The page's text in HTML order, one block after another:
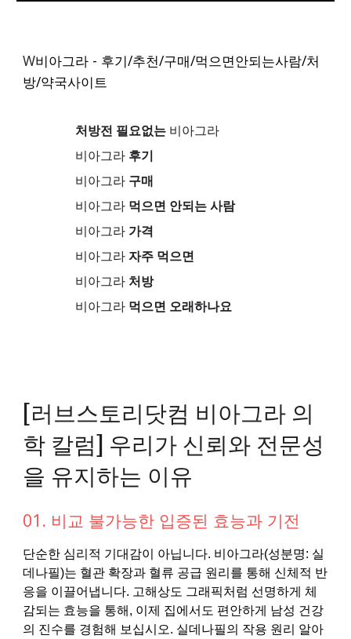
W비아그라 - 후기/추천/구매/먹으면안되는사람/처
방/약국사이트
처방전 필요없는 비아그라
비아그라 후기
비아그라 구매
비아그라 먹으면 안되는 사람
비아그라 가격
비아그라자주 먹으면
비아그라 처방
비아그라 먹으면 오래하나요
[러브스토리닷컴 비아그라 의
학 칼럼] 우리가 신뢰와 전문성
을 유지하는 이유
01. 비교 불가능한 입증된 효능과 기전
단순한 심리적 기대감이 아닙니다. 비아그라(성분명: 실
데나필)는 혈관 확장과 혈류 공급 원리를 통해 신체적 반
응을 이끌어냅니다. 고해상도 그래픽처럼 선명하게 체
감되는 효능을 통해, 이제 집에서도 편안하게 남성 건강
의 진수를 경험해 보십시오. 실데나필의 작용 원리 알아